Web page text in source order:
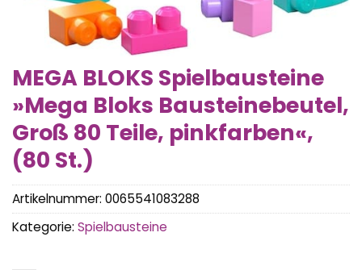
MEGA BLOKS Spielbausteine
»Mega Bloks Bausteinebeutel,
Groß 80 Teile, pinkfarben«,
(80 St.)
Artikelnummer: 0065541083288
Kategorie: Spielbausteine